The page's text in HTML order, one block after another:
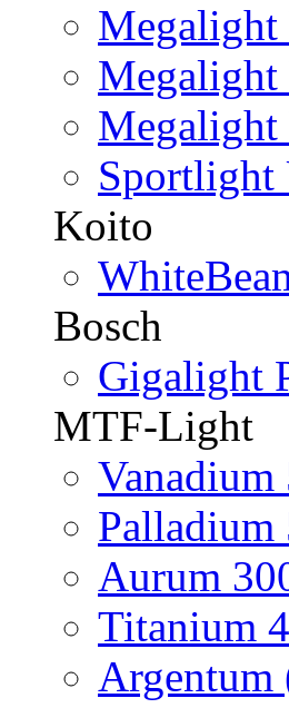
Sportlight
Koito
Bosch
Gigalight
MTF-Light
Palladium
Aurum
Titanium
Argentum